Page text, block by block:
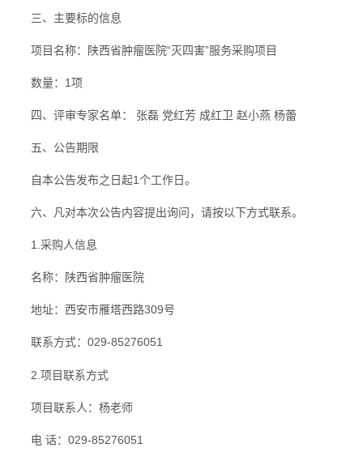
三、主要标的信息
项目名称： 陕西省肿瘤医院“灭四害”服务采购项目
数量： 1项
四、评审专家名单： 张磊 党红芳 成红卫 赵小燕 杨蕾
五、公告期限
自本公告发布之日起1个工作日。
六、凡对本次公告内容提出询问，请按以下方式联系。
1.采购人信息
名称：陕西省肿瘤医院
地址：西安市雁塔西路309号
联系方式： 029-85276051
2. 项目联系方式
项目联系人：杨老师
电 话： 029-85276051